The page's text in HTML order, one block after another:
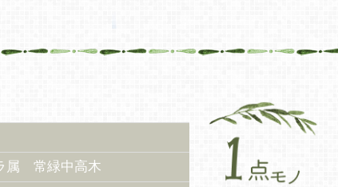
属 常緑中高木